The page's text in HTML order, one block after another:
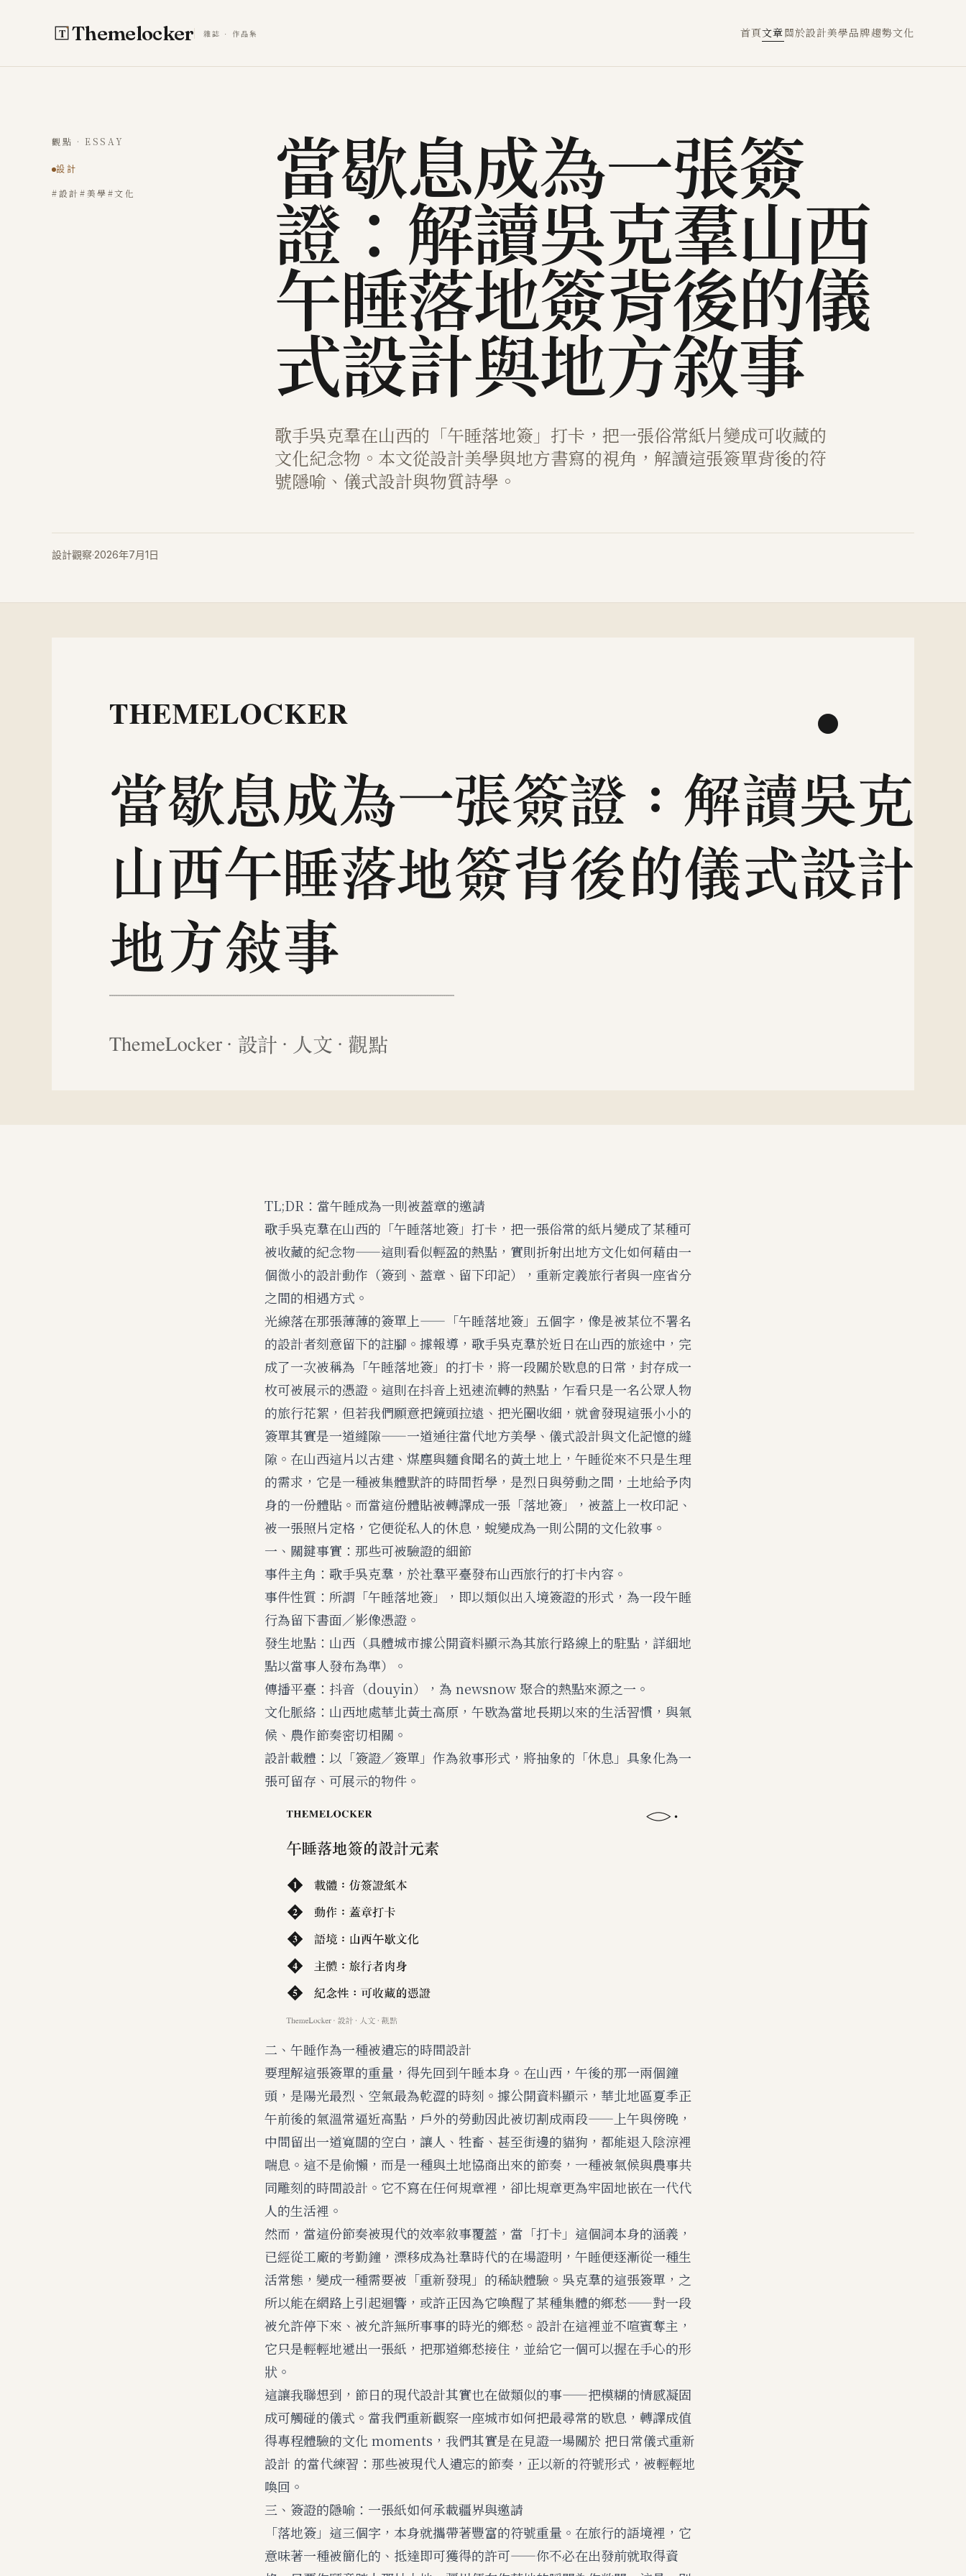
Themelocker 雜誌 · 作品集 首頁文章關於設計美學品牌趨勢文化
觀點 · ESSAY
設計
#設計#美學#文化 當歇息成為一張簽
證：解讀吳克羣山西
午睡落地簽背後的儀
式設計與地方敘事
歌手吳克羣在山西的「午睡落地簽」打卡，把一張俗常紙片變成可收藏的
文化紀念物。本文從設計美學與地方書寫的視角，解讀這張簽單背後的符
號隱喻、儀式設計與物質詩學。
設計觀察·2026年7月1日
TL;DR：當午睡成為一則被蓋章的邀請
歌手吳克羣在山西的「午睡落地簽」打卡，把一張俗常的紙片變成了某種可
被收藏的紀念物——這則看似輕盈的熱點，實則折射出地方文化如何藉由一
個微小的設計動作（簽到、蓋章、留下印記），重新定義旅行者與一座省分
之間的相遇方式。
光線落在那張薄薄的簽單上——「午睡落地簽」五個字，像是被某位不署名
的設計者刻意留下的註腳。據報導，歌手吳克羣於近日在山西的旅途中，完
成了一次被稱為「午睡落地簽」的打卡，將一段關於歇息的日常，封存成一
枚可被展示的憑證。這則在抖音上迅速流轉的熱點，乍看只是一名公眾人物
的旅行花絮，但若我們願意把鏡頭拉遠、把光圈收細，就會發現這張小小的
簽單其實是一道縫隙——一道通往當代地方美學、儀式設計與文化記憶的縫
隙。在山西這片以古建、煤塵與麵食聞名的黃土地上，午睡從來不只是生理
的需求，它是一種被集體默許的時間哲學，是烈日與勞動之間，土地給予肉
身的一份體貼。而當這份體貼被轉譯成一張「落地簽」，被蓋上一枚印記、
被一張照片定格，它便從私人的休息，蛻變成為一則公開的文化敘事。
一、關鍵事實：那些可被驗證的細節
事件主角：歌手吳克羣，於社羣平臺發布山西旅行的打卡內容。
事件性質：所謂「午睡落地簽」，即以類似出入境簽證的形式，為一段午睡
行為留下書面／影像憑證。
發生地點：山西（具體城市據公開資料顯示為其旅行路線上的駐點，詳細地
點以當事人發布為準）。
傳播平臺：抖音（douyin），為 newsnow 聚合的熱點來源之一。
文化脈絡：山西地處華北黃土高原，午歇為當地長期以來的生活習慣，與氣
候、農作節奏密切相關。
設計載體：以「簽證／簽單」作為敘事形式，將抽象的「休息」具象化為一
張可留存、可展示的物件。
二、午睡作為一種被遺忘的時間設計
要理解這張簽單的重量，得先回到午睡本身。在山西，午後的那一兩個鐘
頭，是陽光最烈、空氣最為乾澀的時刻。據公開資料顯示，華北地區夏季正
午前後的氣溫常逼近高點，戶外的勞動因此被切割成兩段——上午與傍晚，
中間留出一道寬闊的空白，讓人、牲畜、甚至街邊的貓狗，都能退入陰涼裡
喘息。這不是偷懶，而是一種與土地協商出來的節奏，一種被氣候與農事共
同雕刻的時間設計。它不寫在任何規章裡，卻比規章更為牢固地嵌在一代代
人的生活裡。
然而，當這份節奏被現代的效率敘事覆蓋，當「打卡」這個詞本身的涵義，
已經從工廠的考勤鐘，漂移成為社羣時代的在場證明，午睡便逐漸從一種生
活常態，變成一種需要被「重新發現」的稀缺體驗。吳克羣的這張簽單，之
所以能在網路上引起迴響，或許正因為它喚醒了某種集體的鄉愁——對一段
被允許停下來、被允許無所事事的時光的鄉愁。設計在這裡並不喧賓奪主，
它只是輕輕地遞出一張紙，把那道鄉愁接住，並給它一個可以握在手心的形
狀。
這讓我聯想到，節日的現代設計其實也在做類似的事——把模糊的情感凝固
成可觸碰的儀式。當我們重新觀察一座城市如何把最尋常的歇息，轉譯成值
得專程體驗的文化 moments，我們其實是在見證一場關於 把日常儀式重新
設計 的當代練習：那些被現代人遺忘的節奏，正以新的符號形式，被輕輕地
喚回。
三、簽證的隱喻：一張紙如何承載疆界與邀請
「落地簽」這三個字，本身就攜帶著豐富的符號重量。在旅行的語境裡，它
意味著一種被簡化的、抵達即可獲得的許可——你不必在出發前就取得資